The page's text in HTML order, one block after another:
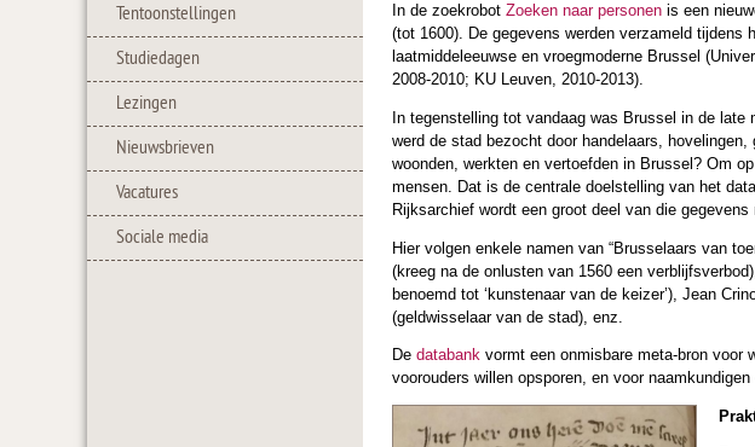
Tentoonstellingen
Studiedagen
Lezingen
Nieuwsbrieven
Vacatures
Sociale media
In de zoekrobot Zoeken naar personen is een
(tot 1600). De gegevens werden verzameld tijdens
laatmiddeleeuwse en vroegmoderne Brussel
2008-2010; KU Leuven, 2010-2013).
In tegenstelling tot vandaag was Brussel in de
werd de stad bezocht door handelaars,
woonden, werkten en vertoefden in Brussel? Om
mensen. Dat is de centrale doelstelling van het
Rijksarchief wordt een groot deel van die
Hier volgen enkele namen van “Brusselaars van
(kreeg na de onlusten van 1560 een
benoemd tot ‘kunstenaar van de keizer’), Jean
(geldwisselaar van de stad), enz.
De databank vormt een onmisbare meta-bron voor
voorouders willen opsporen, en voor